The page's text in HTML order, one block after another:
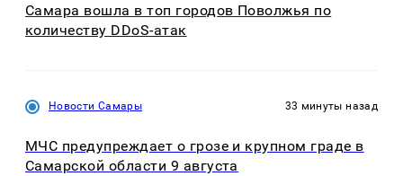
Самара вошла в топ городов Поволжья по
количеству DDoS-атак
Новости Самары 33 минуты назад
МЧС предупреждает о грозе и крупном граде в
Самарской области 9 августа